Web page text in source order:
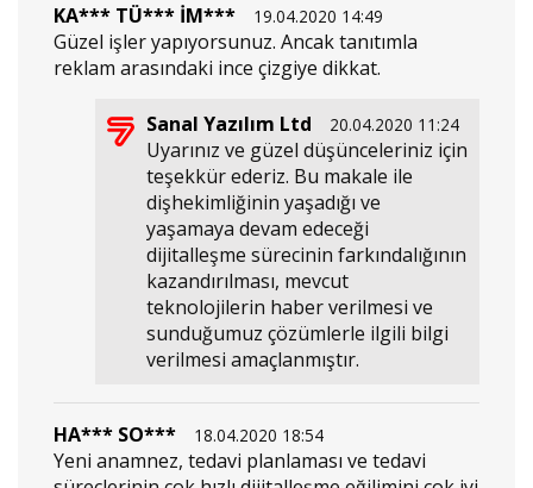
KA*** TÜ*** İM*** 19.04.2020 14:49
Güzel işler yapıyorsunuz. Ancak tanıtımla
reklam arasındaki ince çizgiye dikkat.
Sanal Yazılım Ltd 20.04.2020 11:24
Uyarınız ve güzel düşünceleriniz için
teşekkür ederiz. Bu makale ile
dişhekimliğinin yaşadığı ve
yaşamaya devam edeceği
dijitalleşme sürecinin farkındalığının
kazandırılması, mevcut
teknolojilerin haber verilmesi ve
sunduğumuz çözümlerle ilgili bilgi
verilmesi amaçlanmıştır.
HA*** SO*** 18.04.2020 18:54
Yeni anamnez, tedavi planlaması ve tedavi